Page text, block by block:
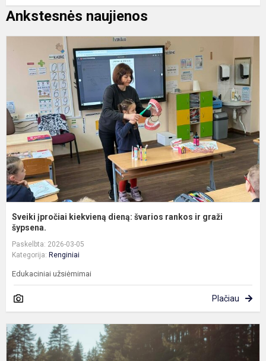
Ankstesnės naujienos
Sveiki įpročiai kiekvieną dieną: švarios rankos ir graži
šypsena.
Paskelbta: 2026-03-05
Kategorija: Renginiai
Edukaciniai užsiėmimai
Plačiau